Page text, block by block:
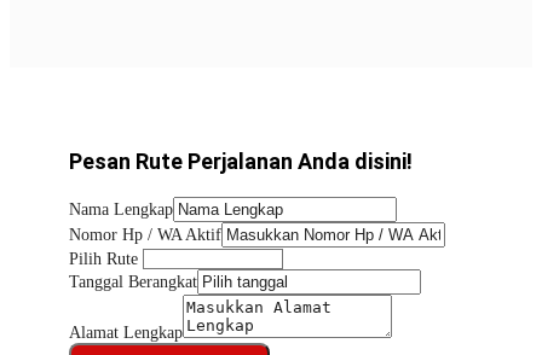
Pesan Rute Perjalanan Anda disini!
Nama Lengkap
Nomor Hp / WA Aktif
Pilih Rute
Tanggal Berangkat
Alamat Lengkap